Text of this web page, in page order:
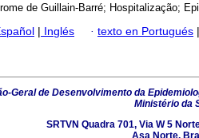
de Guillain-Barré; Hospitalização;
Inglés · texto en Portugués
Geral de Desenvolvimento da
Ministério da
SRTVN Quadra 701, Via W 5
Asa Norte,